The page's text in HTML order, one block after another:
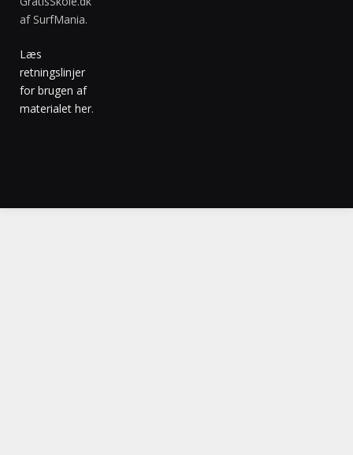
af SurfMania.
Læs
retningslinjer
for brugen af
materialet her.